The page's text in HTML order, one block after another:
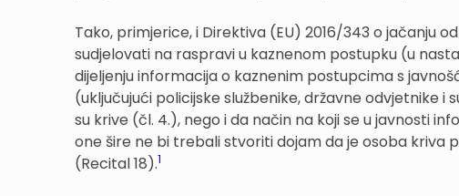
Tako, primjerice, i Direktiva (EU) 2016/343 o jačanju
sudjelovati na raspravi u kaznenom postupku (u
dijeljenju informacija o kaznenim postupcima s
(uključujući policijske službenike, državne odvjetnike
su krive (čl. 4.), nego i da način na koji se u javnosti
one šire ne bi trebali stvoriti dojam da je osoba kriva
(Recital 18).1